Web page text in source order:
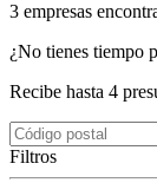
3 empresas
¿No tienes tiempo
Recibe hasta 4
Filtros